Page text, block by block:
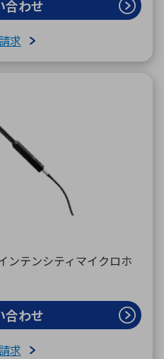
合わせ
求
ンテンシティマイクロホ
合わせ
求